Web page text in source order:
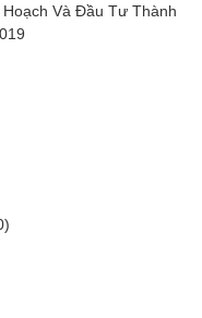
Và Đầu Tư Thành